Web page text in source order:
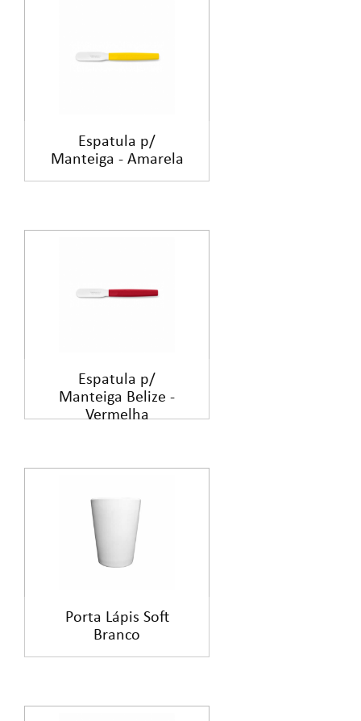
Espatula p/
Manteiga - Amarela
Espatula p/
Manteiga Belize -
Vermelha
Porta Lápis Soft
Branco